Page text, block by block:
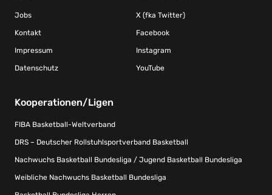
Jobs
Kontakt
Impressum
Datenschutz
X (fka Twitter)
Facebook
Instagram
YouTube
Kooperationen/Ligen
FIBA Basketball-Weltverband
DRS – Deutscher Rollstuhlsportverband Basketball
Nachwuchs Basketball Bundesliga / Jugend Basketball Bundesliga
Weibliche Nachwuchs Basketball Bundesliga